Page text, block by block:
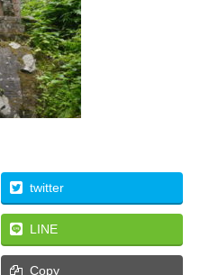
twitter
LINE
Copy